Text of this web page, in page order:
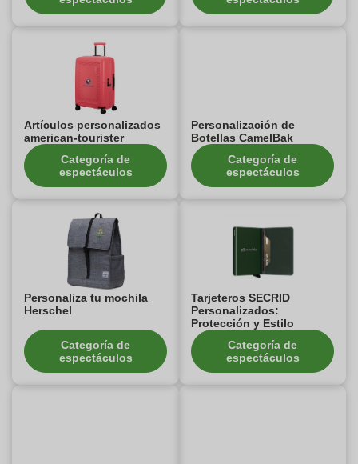
Artículos personalizados
american-tourister
Categoría de
espectáculos
Personalización de
Botellas CamelBak
Categoría de
espectáculos
Personaliza tu mochila
Herschel
Categoría de
espectáculos
Tarjeteros SECRID
Personalizados:
Protección y Estilo
Categoría de
espectáculos